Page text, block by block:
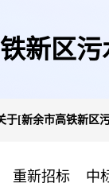
新区
于[新余市高铁新区
重新招标 中